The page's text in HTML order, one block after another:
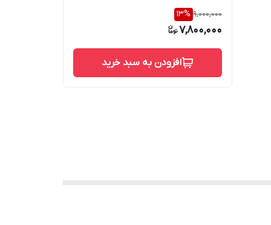
9,000,000
13%
7,800,000
افزودن به سبد خرید